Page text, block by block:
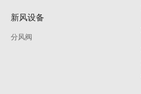
新风设备
分风阀